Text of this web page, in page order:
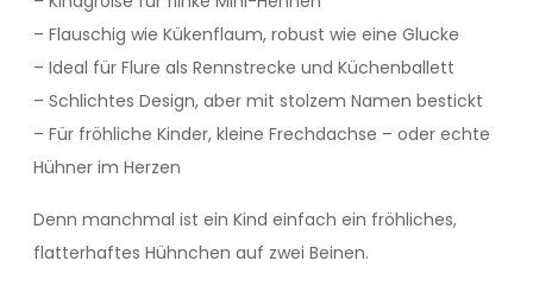
– Flauschig wie Kükenflaum, robust wie eine Glucke
– Ideal für Flure als Rennstrecke und Küchenballett
– Schlichtes Design, aber mit stolzem Namen bestickt
– Für fröhliche Kinder, kleine Frechdachse – oder echte
Hühner im Herzen
Denn manchmal ist ein Kind einfach ein fröhliches,
flatterhaftes Hühnchen auf zwei Beinen.